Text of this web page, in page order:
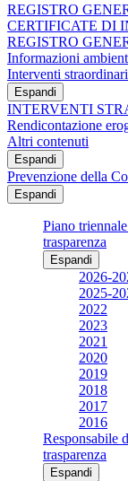
REGISTRO
CERTIFICATE DI
REGISTRO
Informazioni
Interventi
Espandi
INTERVENTI
Rendicontazione
Altri contenuti
Espandi
Prevenzione della
Espandi
Piano
trasparenza
Espandi
2026-
2025-
2022
2023
2021
2020
2019
2018
2017
2016
Responsabile
trasparenza
Espandi